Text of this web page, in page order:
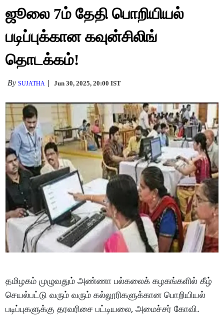
ஜூலை 7ம் தேதி பொறியியல்
படிப்புக்கான கவுன்சிலிங்
தொடக்கம்!
BySUJATHA Jun 30, 2025, 20:00 IST
தமிழகம் முழுவதும் அண்ணா பல்கலைக் கழகங்களில் கீழ்
செயல்பட்டு வரும் வரும் கல்லூரிகளுக்கான பொறியியல்
படிப்புகளுக்கு தரவரிசை பட்டியலை, அமைச்சர் கோவி.